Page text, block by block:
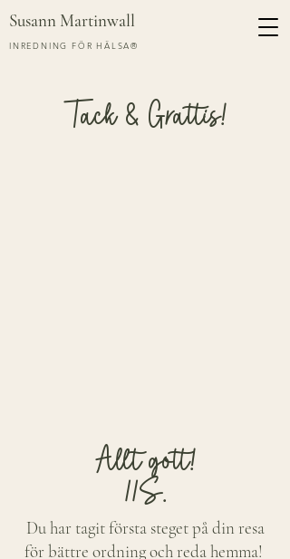
Susann Martinwall
INREDNING FÖR HÄLSA®
Tack & Grattis!
Allt gott!
//S.
Du har tagit första steget på din resa
för bättre ordning och reda hemma!